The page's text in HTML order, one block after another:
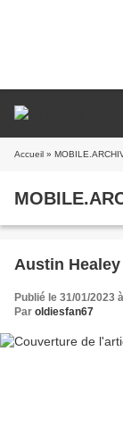
Accueil »
Austin
Publié le 31/01/2023
Par oldiesfan67